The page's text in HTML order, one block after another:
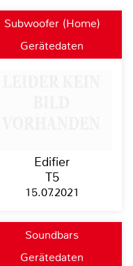
Subwoofer (Home)
Gerätedaten
Edifier
T5
15.07.2021
Soundbars
Gerätedaten